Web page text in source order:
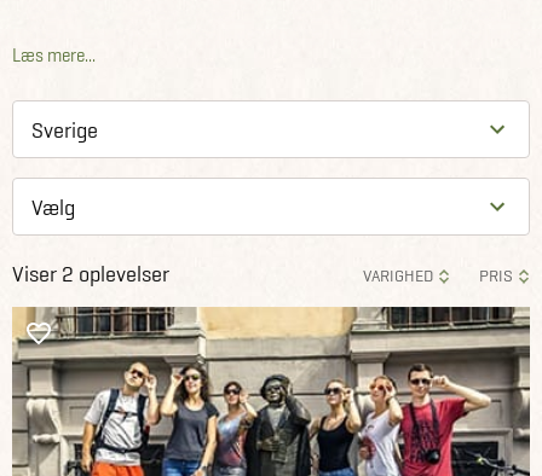
Læs mere...
VARIGHED PRIS
Viser 2 oplevelser